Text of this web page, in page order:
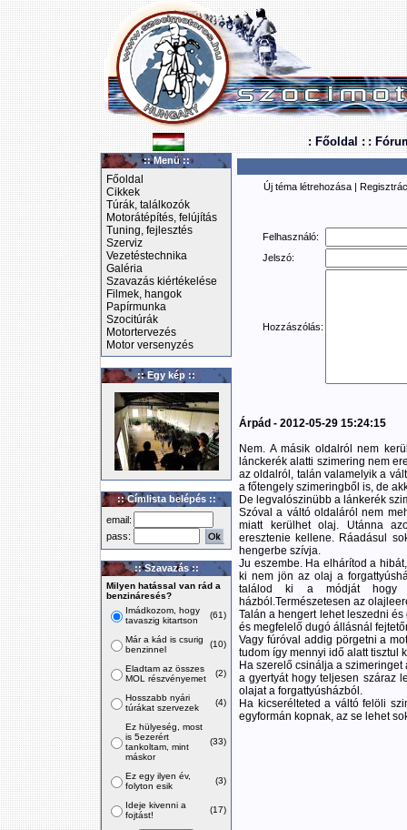
: Főoldal : :
:: Menü ::
Főoldal
Cikkek
Túrák, találkozók
Motorátépítés, felújítás
Tuning, fejlesztés
Szerviz
Vezetéstechnika
Galéria
Szavazás kiértékelése
Filmek, hangok
Papírmunka
Szocitúrák
Motortervezés
Motor versenyzés
:: Egy kép ::
:: Címlista belépés ::
email:
pass:
:: Szavazás ::
Milyen hatással van rád a
benzináresés?
Imádkozom, hogy
tavaszig kitartson
(61)
Már a kád is csurig
benzinnel
(10)
Eladtam az összes
MOL részvényemet
(2)
Hosszabb nyári
túrákat szervezek
(4)
Ez hülyeség, most
is 5ezerért
tankoltam, mint
máskor
(33)
Ez egy ilyen év,
folyton esik
(3)
Ideje kivenni a
fojtást!
(17)
Új téma létrehozása |
Felhasználó:
Jelszó:
Hozzászólás:
Árpád - 2012-05-29 15:24:15
Nem. A másik oldalról nem
lánckerék alatti szimering nem
az oldalról, talán valamelyik a
a főtengely szimeringből is, de
De legvalószinübb a lánkerék
Szóval a váltó oldaláról nem
miatt kerülhet olaj. Utánna
eresztenie kellene. Ráadásul
hengerbe szívja.
Ju eszembe. Ha elhárítod a
ki nem jön az olaj a
találod ki a módját hogy
házból.Természetesen az
Talán a hengert lehet leszedni
és megfelelő dugó állásnál
Vagy fúróval addig pörgetni a
tudom így mennyi idő alatt tisztul
Ha szerelő csinálja a
a gyertyát hogy teljesen száraz
olajat a forgattyúsházból.
Ha kicserélteted a váltó felöli
egyformán kopnak, az se lehet